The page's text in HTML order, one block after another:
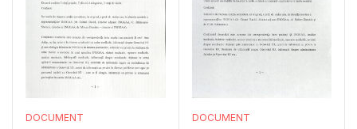
DOCUMENT DOCUMENT